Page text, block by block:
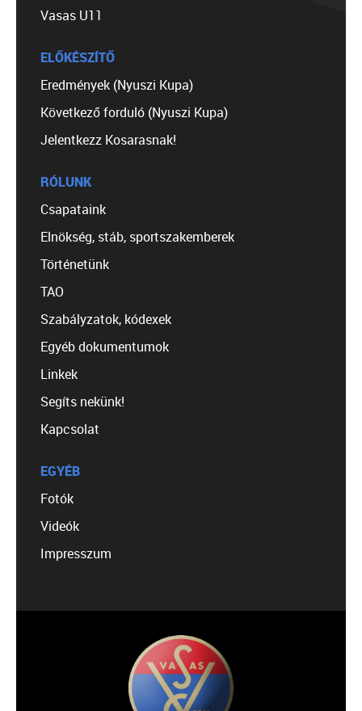
Vasas U11
ELŐKÉSZÍTŐ
Eredmények (Nyuszi Kupa)
Következő forduló (Nyuszi Kupa)
Jelentkezz Kosarasnak!
RÓLUNK
Csapataink
Elnökség, stáb, sportszakemberek
Történetünk
TAO
Szabályzatok, kódexek
Egyéb dokumentumok
Linkek
Segíts nekünk!
Kapcsolat
EGYÉB
Fotók
Videók
Impresszum